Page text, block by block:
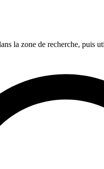
la zone de recherche, puis